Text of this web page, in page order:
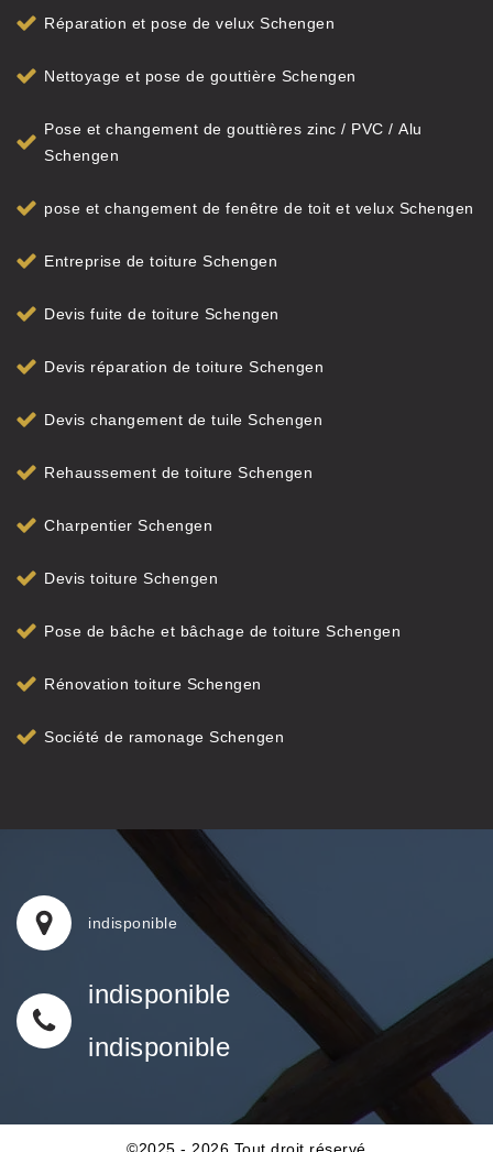
Réparation et pose de velux Schengen
Nettoyage et pose de gouttière Schengen
Pose et changement de gouttières zinc / PVC / Alu
Schengen
pose et changement de fenêtre de toit et velux Schengen
Entreprise de toiture Schengen
Devis fuite de toiture Schengen
Devis réparation de toiture Schengen
Devis changement de tuile Schengen
Rehaussement de toiture Schengen
Charpentier Schengen
Devis toiture Schengen
Pose de bâche et bâchage de toiture Schengen
Rénovation toiture Schengen
Société de ramonage Schengen
indisponible
indisponible
indisponible